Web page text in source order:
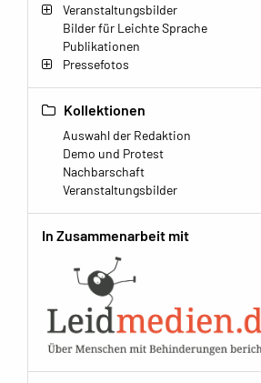
Veranstaltungsbilder
Bilder für Leichte Sprache
Publikationen
Pressefotos
Kollektionen
Auswahl der Redaktion
Demo und Protest
Nachbarschaft
Veranstaltungsbilder
In Zusammenarbeit mit